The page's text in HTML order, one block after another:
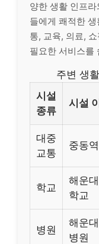
양한 생활 인프
들에게 쾌적한
통, 교육, 의료,
필요한 서비스를
주변 생
시설
종류
시설
대중
교통
중동역
학교
해운
학교
병원
해운
병원